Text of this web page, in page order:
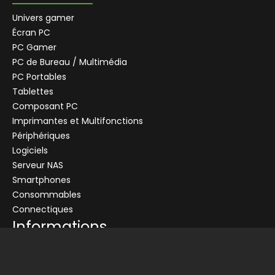
Univers gamer
Écran PC
PC Gamer
PC de Bureau / Multimédia
PC Portables
Tablettes
Composant PC
Imprimantes et Multifonctions
Périphériques
Logiciels
Serveur NAS
Smartphones
Consommables
Connectiques
Informations